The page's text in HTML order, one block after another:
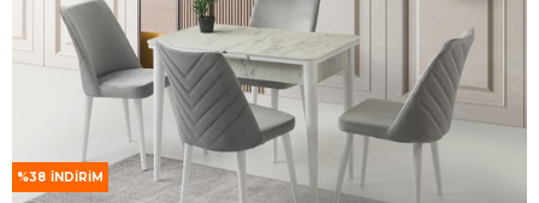
%38 İNDIRIM